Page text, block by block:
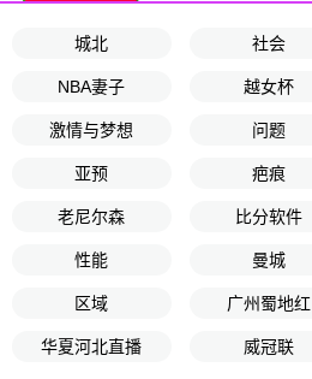
城北 社会
NBA妻子 越女杯
激情与梦想 问题
亚预 疤痕
老尼尔森 比分软件
性能 曼城
区域 广州蜀地红
华夏河北直播 威冠联